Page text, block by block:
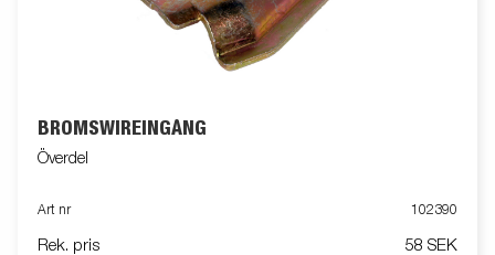
BROMSWIREINGÅNG
Överdel
Art nr 102390
Rek. pris 58 SEK